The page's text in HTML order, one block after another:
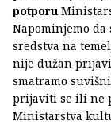
potporu
Napominjemo
sredstva na
nije dužan
smatramo
prijaviti se ili ne
Ministarstva